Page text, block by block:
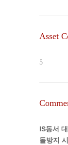
Asset
5
IS동서
돌방지